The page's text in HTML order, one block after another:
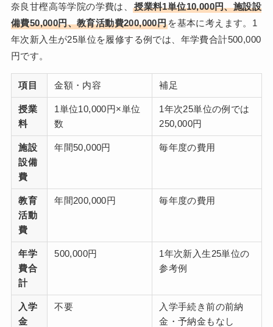
奈良甘樫高等学院の学費は、授業料1単位10,000円、施設設
備費50,000円、教育活動費200,000円 を基本に考えます。1
年次新入生が25単位を履修する例では、年学費合計500,000
円です。
項目 金額・内容 補足
授業
料
1単位10,000円×単位
数
1年次25単位の例では
250,000円
施設
設備
費
年間50,000円 毎年度の費用
教育
活動
費
年間200,000円 毎年度の費用
年学
費合
計
500,000円
1年次新入生25単位の
参考例
入学
金
不要
入学手続き前の前納
金・予納金もなし